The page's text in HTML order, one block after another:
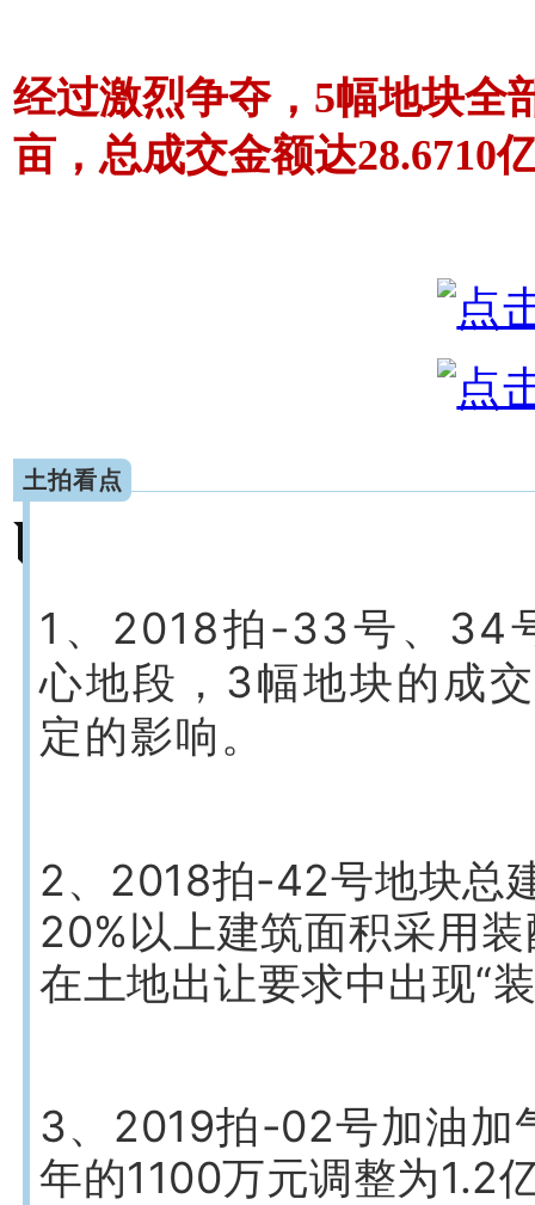
经过激烈争夺，5幅地块全
亩，总成交金额达28.6710
土拍看点
1、2018拍-33号、34
心地段，3幅地块的成
定的影响。
2、2018拍-42号地块总
20%以上建筑面积采用
在土地出让要求中出现“
3、2019拍-02号加油加
年的1100万元调整为1.2